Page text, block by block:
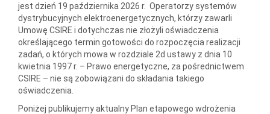
jest dzień 19 października 2026 r. Operatorzy systemów
dystrybucyjnych elektroenergetycznych, którzy zawarli
Umowę CSIRE i dotychczas nie złożyli oświadczenia
określającego termin gotowości do rozpoczęcia realizacji
zadań, o których mowa w rozdziale 2d ustawy z dnia 10
kwietnia 1997 r. – Prawo energetyczne, za pośrednictwem
CSIRE – nie są zobowiązani do składania takiego
oświadczenia.
Poniżej publikujemy aktualny Plan etapowego wdrożenia